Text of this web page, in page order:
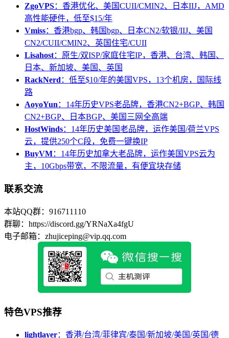
ZgoVPS：香港优化、美国CUII/CMIN2、日本IIJ，AMD
高性能硬件，低至$15/年
Vmiss：香港bgp、韩国bgp、日本CN2/软银/IIJ、美国
CN2/CUII/CMIN2、英国住宅/CUII
Lisahost：原生/双ISP/家庭住宅IP，香港、台湾、韩国、
日本、新加坡、美国、英国
RackNerd ：低至$10/年的美国VPS，13个机房，国际线
路
AoyoYun ：14年历史VPS老品牌，香港CN2+BGP、韩国
CN2+BGP、日本BGP、美国三网全高端
HostWinds：14年历史美国老品牌，运作美国/荷兰VPS
云，提供250个C段，免费一键换IP
BuyVM：14年历史加拿大老品牌，运作美国VPS云为
主，10Gbps带宽，不限流量，有便宜块存储
联系交流
本站QQ群：916711110
群聊：https://discord.gg/YRNaXa4fgU
电子邮箱：zhujiceping@vip.qq.com
特色VPS推荐
lightlayer：香港/台湾/菲律宾/泰国/新加坡/美国/英国/德